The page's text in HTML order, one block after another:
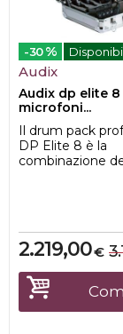
-30 %
Audix
Audix dp elite
microfoni...
Il drum pack
DP Elite 8 è la
combinazione
€
2.219,00